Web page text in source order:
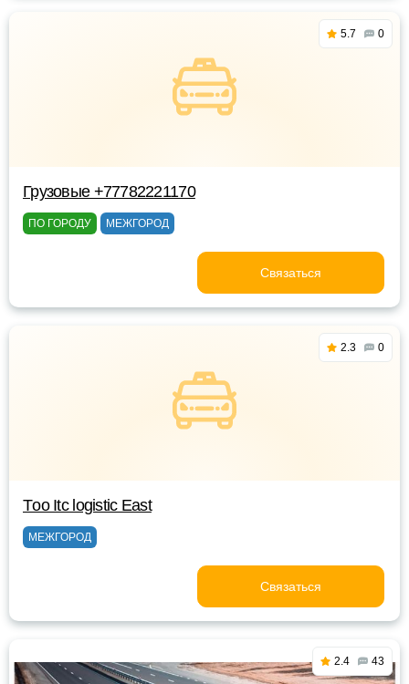
5.7 0
Грузовые +77782221170
ПО ГОРОДУ МЕЖГОРОД
Связаться
2.3 0
Тoo Itc logistic East
МЕЖГОРОД
Связаться
2.4 43